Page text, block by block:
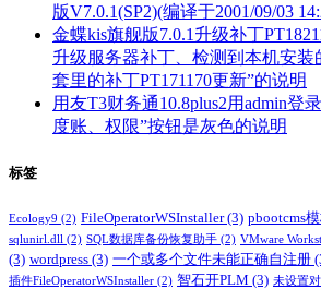
版V7.0.1(SP2)(编译于2001/09/03
金蝶kis旗舰版7.0.1升级补丁
升级服务器补丁、检测到本机安装
套里的补丁PT171170更新”的说明
用友T3财务通10.8plus2用admin登
度账、权限”按钮是灰色的说明
标签
Ecology9 (2) FileOperatorWSInstaller(3) pbootcms
sqlunirl.dll (2) SQL数据库备份恢复助手 (2) VMware
(3) wordpress (3) 一个或多个文件未能正确自注册
插件FileOperatorWSInstaller (2) 智石开PLM (3) 未设置